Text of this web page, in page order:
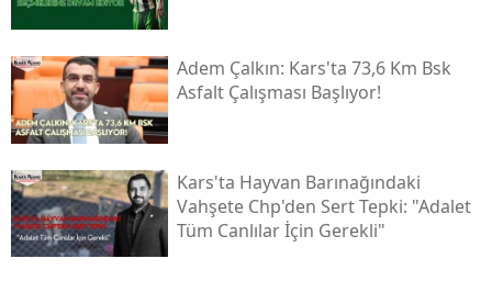
Sinop
Tokat
Adem Çalkın: Kars'ta 73,6 Km Bsk
Asfalt Çalışması Başlıyor!
Kars'ta Hayvan Barınağındaki
Vahşete Chp'den Sert Tepki: "adalet
Tüm Canlılar İçin Gerekli"